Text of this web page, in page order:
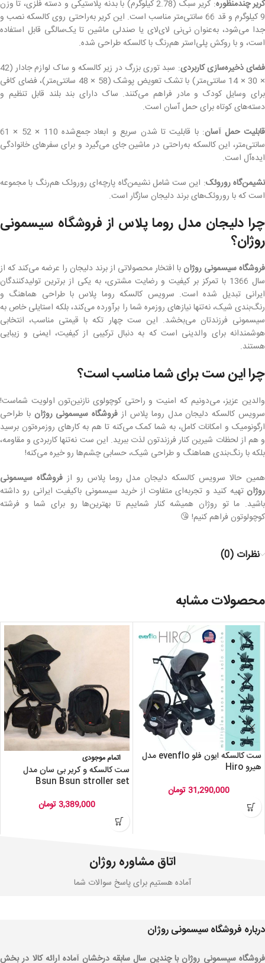
کریر چندمنظوره
: کریر سبک (2.78 کیلوگرم) با بدنه پلاستیکی و دسته فلزی، تا وزن
9 کیلوگرم و قد 66 سانتی‌متر مناسب است. این کریر به‌راحتی روی کالسکه نصب و
جدا می‌شود، به‌عنوان نی‌نی لای‌لای یا صندلی ماشین تا یک‌سالگی قابل استفاده
است، و با روکش پلی‌استر هم‌رنگ با کالسکه طراحی شده.
فضای ذخیره‌سازی کاربردی
: سبد توری بزرگ در زیر کالسکه و ساک لوازم جادار (42
× 30 × 14 سانتی‌متر) با تشک تعویض پوشک (58 × 48 سانتی‌متر)، فضای کافی
برای وسایل کودک و مادر فراهم می‌کنند. ساک دارای بند بلند قابل تنظیم و
دسته‌های کوتاه برای حمل آسان است.
قابلیت حمل آسان
: با قابلیت تا شدن سریع و ابعاد جمع‌شده 110 × 52 × 61
سانتی‌متر، این کالسکه به‌راحتی در ماشین جای می‌گیرد و برای سفرهای خانوادگی
ایده‌آل است.
نشیمن‌گاه روروئک: این ست شامل نشیمن‌گاه پارچه‌ای روروئک هم‌رنگ با مجموعه
است که با روروئک‌های برند دلیجان سازگار است.
چرا دلیجان مدل روما پلاس از فروشگاه سیسمونی
روژان؟
فروشگاه سیسمونی روژان با افتخار محصولاتی از برند دلیجان را عرضه می‌کند که از
سال 1366 با تمرکز بر کیفیت و رضایت مشتری، به یکی از برترین تولیدکنندگان
ایرانی تبدیل شده است. سرویس کالسکه روما پلاس با طراحی هماهنگ و
رنگ‌بندی شیک، نه‌تنها نیازهای روزمره شما را برآورده می‌کند، بلکه استایلی خاص به
سیسمونی فرزندتان می‌بخشد. این ست چهار تکه با قیمتی مناسب، انتخابی
هوشمندانه برای والدینی است که به دنبال ترکیبی از کیفیت، ایمنی و زیبایی
هستند.
چرا این ست برای شما مناسب است؟
والدین عزیز، می‌دونیم که امنیت و راحتی کوچولوی نازنین‌تون اولویت شماست!
سرویس کالسکه دلیجان مدل روما پلاس از فروشگاه سیسمونی روژان با طراحی
ارگونومیک و امکانات کامل، به شما کمک می‌کنه تا هم به کارهای روزمره‌تون برسید
و هم از لحظات شیرین کنار فرزندتون لذت ببرید. این ست نه‌تنها کاربردی و مقاومه،
بلکه با رنگ‌بندی هماهنگ و طراحی شیک، حسابی چشم‌ها رو خیره می‌کنه!
همین حالا سرویس کالسکه دلیجان مدل روما پلاس رو ازفروشگاه سیسمونی
روژان تهیه کنید و تجربه‌ای متفاوت از خرید سیسمونی باکیفیت ایرانی رو داشته
باشید. ما تو روژان همیشه کنار شماییم تا بهترین‌ها رو برای شما و فرشته
کوچولوتون فراهم کنیم! 😘
نظرات (0)
محصولات مشابه
ست کالسکه ایون فلو evenflo مدل
هیرو Hiro
31,290,000 تومان
اتمام موجودی
ست کالسکه و کریر بی سان مدل
Bsun Bsun stroller set
3,389,000 تومان
اتاق مشاوره روژان
آماده هستیم برای پاسخ سوالات شما
درباره فروشگاه سیسمونی روژان
فروشگاه سیسمونی روژان با چندین سال سابقه درخشان آماده ارائه کالا در بخش